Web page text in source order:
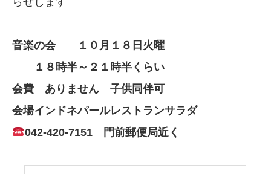
音楽の会 １０月１８日火曜
１８時半～２１時半くらい
会費 ありません 子供同伴可
会場インドネパールレストランサラダ
042-420-7151 門前郵便局近く